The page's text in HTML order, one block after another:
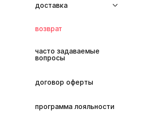
доставка
доставка в ПВЗ и
срок хранения заказа в
ПВЗ и почтоматах
курьерская доставка
возврат
часто задаваемые
вопросы
договор оферты
программа лояльности